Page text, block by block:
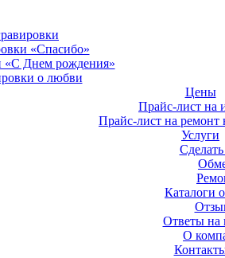
«Спасибо»
«С Днем рождения»
о любви
Цены
Прайс-лист на
Прайс-лист на
Услуги
Сделать
Каталоги
Ответы на
О